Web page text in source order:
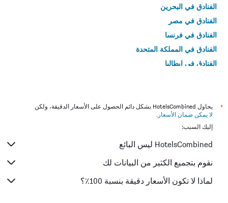
الفنادق في البحرين
الفنادق في مصر
الفنادق في فرنسا
الفنادق في المملكة المتحدة
الفنادق في إيطاليا
*
يحاول HotelsCombined بشكل دائم الحصول على الأسعار الدقيقة، ولكن
لا يمكن ضمان الأسعار .
إليك السبب:
HotelsCombined ليس البائع
نقوم بتجميع الكثير من البيانات لك
لماذا لا تكون الأسعار دقيقة بنسبة 100٪؟